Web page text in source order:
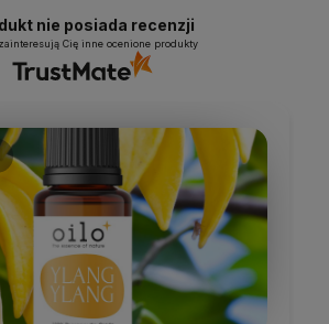
nie posiada recenzji
Cię inne ocenione produkty